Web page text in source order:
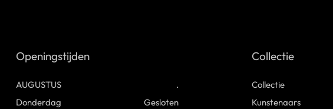
Openingstijden
AUGUSTUS
.
Donderdag
Gesloten
Collectie
Collectie
Kunstenaars